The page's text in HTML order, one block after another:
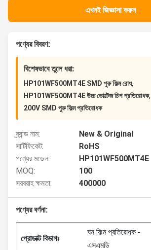
এখনই জিজ্ঞাসা করুন
পণ্যের বিবরণ:
বিশেষভাবে তুলে ধরা:
HP101WF500MT4E SMD পুরু ফিল্ম রোধ,
HP101WF500MT4E উচ্চ ভোল্টেজ চিপ প্রতিরোধক,
200V SMD পুরু ফিল্ম প্রতিরোধক
ব্র্যান্ড নাম:
New & Original
সার্টিফিকেট:
RoHS
পণ্যের মডেল:
HP101WF500MT4E
MOQ:
100
সরবরাহ ক্ষমতা:
400000
পণ্যের বর্ণনা:
প্রোডাক্ট বিভাগঃ
ঘন ফিল্ম প্রতিরোধক -
এসএমডি